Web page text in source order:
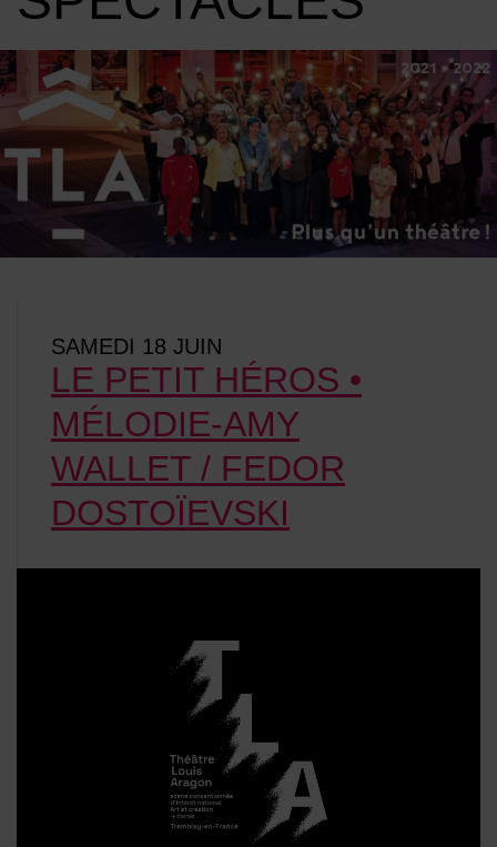
LE PETIT HÉROS •
MÉLODIE-AMY
WALLET / FEDOR
DOSTOÏEVSKI
SAMEDI 18 JUIN